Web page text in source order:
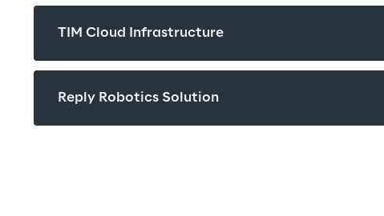
TIM Cloud Infrastructure
Reply Robotics Solution